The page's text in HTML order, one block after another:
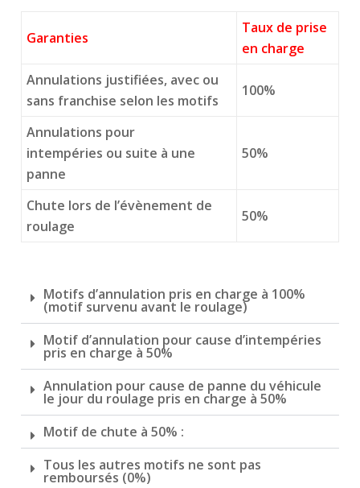
Garanties
Taux de prise
en charge
Annulations justifiées, avec ou
sans franchise selon les motifs
100%
Annulations pour
intempéries ou suite à une
panne
50%
Chute lors de l’évènement de
roulage
50%
Motifs d’annulation pris en charge à 100%
(motif survenu avant le roulage)
Motif d’annulation pour cause d’intempéries
pris en charge à 50%
Annulation pour cause de panne du véhicule
le jour du roulage pris en charge à 50%
Motif de chute à 50% :
Tous les autres motifs ne sont pas
remboursés (0%)